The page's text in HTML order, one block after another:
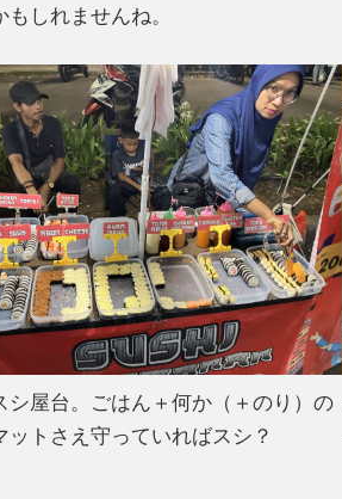
しれませんね。
シ屋台。ごはん＋何か（＋のり）の
ットさえ守っていればスシ？